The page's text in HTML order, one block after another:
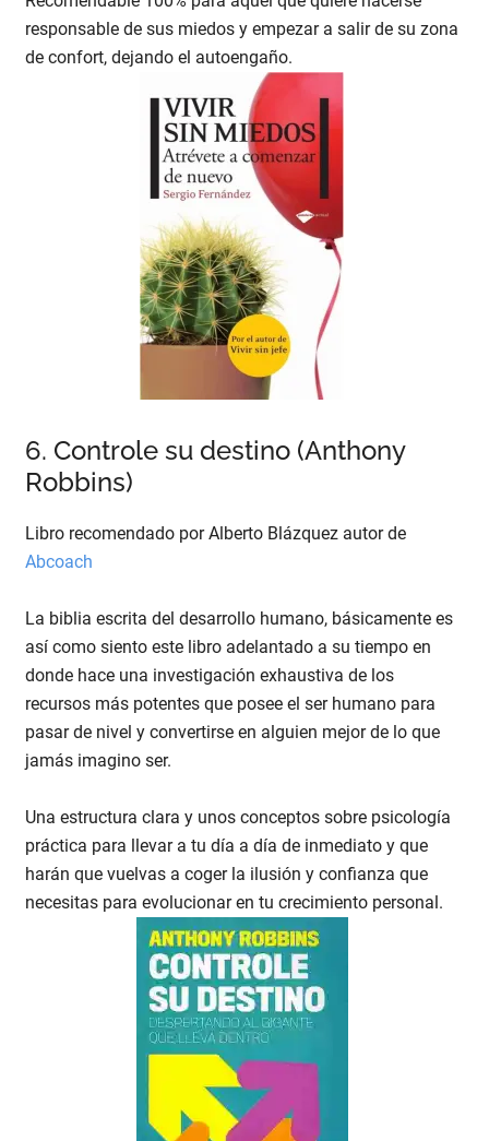
responsable de sus miedos y empezar a salir de su zona
de confort, dejando el autoengaño.
6. Controle su destino (Anthony
Robbins)
Libro recomendado por Alberto Blázquez autor de
Abcoach
La biblia escrita del desarrollo humano, básicamente es
así como siento este libro adelantado a su tiempo en
donde hace una investigación exhaustiva de los
recursos más potentes que posee el ser humano para
pasar de nivel y convertirse en alguien mejor de lo que
jamás imagino ser.
Una estructura clara y unos conceptos sobre psicología
práctica para llevar a tu día a día de inmediato y que
harán que vuelvas a coger la ilusión y confianza que
necesitas para evolucionar en tu crecimiento personal.